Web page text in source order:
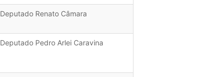
Deputado Renato Câmara
Deputado Pedro Arlei Caravina